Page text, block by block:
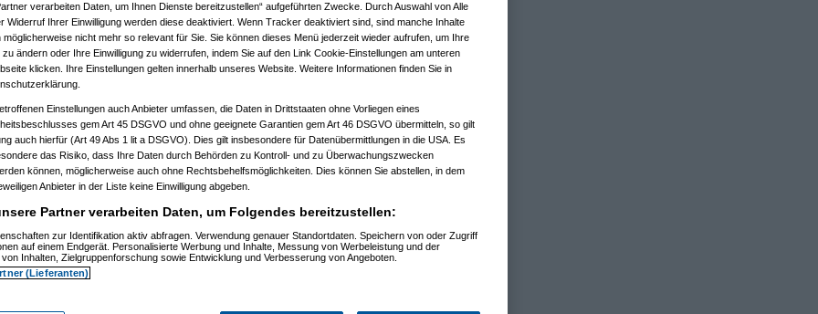
10:17:40)
10:18:27)
10:22:30)
10:29:20)
am 29.03.2008, 10:32:27)
am 29.03.2008, 10:38:55)
16:15:41)
13:46:23)
12:47:46)
13:16:39)
verarbeiten Daten, um Ihnen Dienste bereitzustellen“ aufgeführten Zwecke. Durch Auswahl von Alle
Widerruf Ihrer Einwilligung werden diese deaktiviert. Wenn Tracker deaktiviert sind, sind manche Inhalte
möglicherweise nicht mehr so relevant für Sie. Sie können dieses Menü jederzeit wieder aufrufen, um Ihre
zu ändern oder Ihre Einwilligung zu widerrufen, indem Sie auf den Link Cookie-Einstellungen am unteren
klicken. Ihre Einstellungen gelten innerhalb unseres Website. Weitere Informationen finden Sie in
Einstellungen auch Anbieter umfassen, die Daten in Drittstaaten ohne Vorliegen eines
gem Art 45 DSGVO und ohne geeignete Garantien gem Art 46 DSGVO übermitteln, so gilt
auch hierfür (Art 49 Abs 1 lit a DSGVO). Dies gilt insbesondere für Datenübermittlungen in die USA. Es
das Risiko, dass Ihre Daten durch Behörden zu Kontroll- und zu Überwachungszwecken
können, möglicherweise auch ohne Rechtsbehelfsmöglichkeiten. Dies können Sie abstellen, in dem
Anbieter in der Liste keine Einwilligung abgeben.
Partner verarbeiten Daten, um Folgendes bereitzustellen:
zur Identifikation aktiv abfragen. Verwendung genauer Standortdaten. Speichern von oder Zugriff
auf einem Endgerät. Personalisierte Werbung und Inhalte, Messung von Werbeleistung und der
Inhalten, Zielgruppenforschung sowie Entwicklung und Verbesserung von Angeboten.
(Lieferanten)